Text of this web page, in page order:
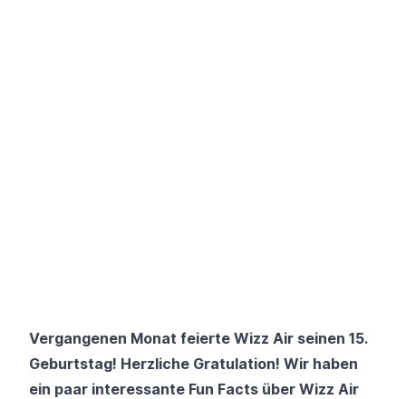
Vergangenen Monat feierte Wizz Air seinen 15.
Geburtstag! Herzliche Gratulation! Wir haben
ein paar interessante Fun Facts über Wizz Air